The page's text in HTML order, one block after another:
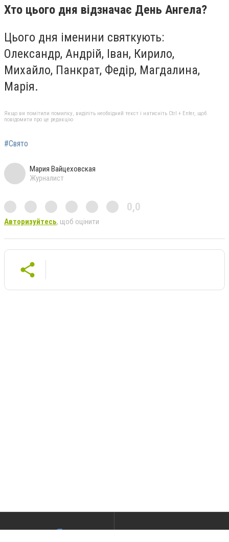
Хто цього дня відзначає День Ангела?
Цього дня іменини святкують:
Олександр, Андрій, Іван, Кирило,
Михайло, Панкрат, Федір, Магдалина,
Марія.
Якщо ви помітили помилку, виділіть необхідний текст і натисніть Ctrl + Enter, щоб
повідомити про це редакцію
#Свято
Мария Вайцеховская
Журналист
0,0
Авторизуйтесь, щоб оцінити